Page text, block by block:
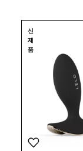
애널 비즈
남성용 섹스
커플용 섹스
신규 섹스 토
묶음 상품
앱 제어 섹
보충제
신
제
품